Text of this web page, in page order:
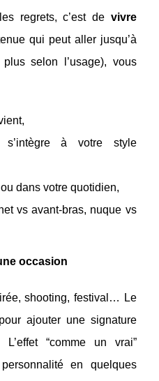
regrets, c’est de vivre
qui peut aller jusqu’à
selon l’usage), vous
à votre style
dans votre quotidien,
vs avant-bras, nuque vs
occasion
shooting, festival… Le
ajouter une signature
“comme un vrai”
en quelques